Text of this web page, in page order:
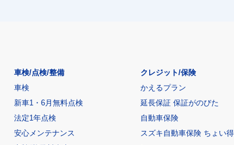
車検/点検/整備
車検
新車1・6月無料点検
法定1年点検
安心メンテナンス
クレジット/保険
かえるプラン
延長保証 保証がのびた
自動車保険
スズキ自動車保険 ちょい